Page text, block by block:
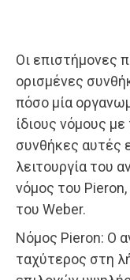
Οι επιστήμονες
ορισμένες
πόσο μία
ίδιους νόμους
συνθήκες αυτές
λειτουργία του
νόμος του
του Weber.
Νόμος Pieron: Ο
ταχύτερος στη